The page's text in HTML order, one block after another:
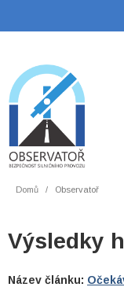
Domů Observatoř
Výsledky
Název článku: